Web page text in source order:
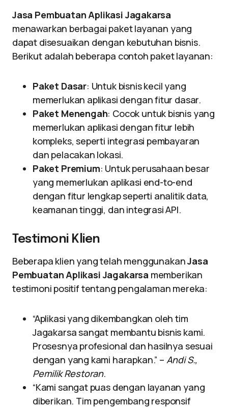
Jasa Pembuatan Aplikasi Jagakarsa
menawarkan berbagai paket layanan yang
dapat disesuaikan dengan kebutuhan bisnis.
Berikut adalah beberapa contoh paket layanan:
Paket Dasar: Untuk bisnis kecil yang
memerlukan aplikasi dengan fitur dasar.
Paket Menengah: Cocok untuk bisnis yang
memerlukan aplikasi dengan fitur lebih
kompleks, seperti integrasi pembayaran
dan pelacakan lokasi.
Paket Premium: Untuk perusahaan besar
yang memerlukan aplikasi end-to-end
dengan fitur lengkap seperti analitik data,
keamanan tinggi, dan integrasi API.
Testimoni Klien
Beberapa klien yang telah menggunakanJasa
Pembuatan Aplikasi Jagakarsa memberikan
testimoni positif tentang pengalaman mereka:
“Aplikasi yang dikembangkan oleh tim
Jagakarsa sangat membantu bisnis kami.
Prosesnya profesional dan hasilnya sesuai
dengan yang kami harapkan.” – Andi S.,
Pemilik Restoran.
“Kami sangat puas dengan layanan yang
diberikan. Tim pengembang responsif